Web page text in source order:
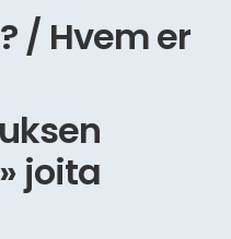
/ Hvem er
joita